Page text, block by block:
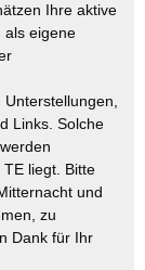
Ihre aktive
als eigene
Links. Solche
liegt. Bitte
und
zu
Dank für Ihr